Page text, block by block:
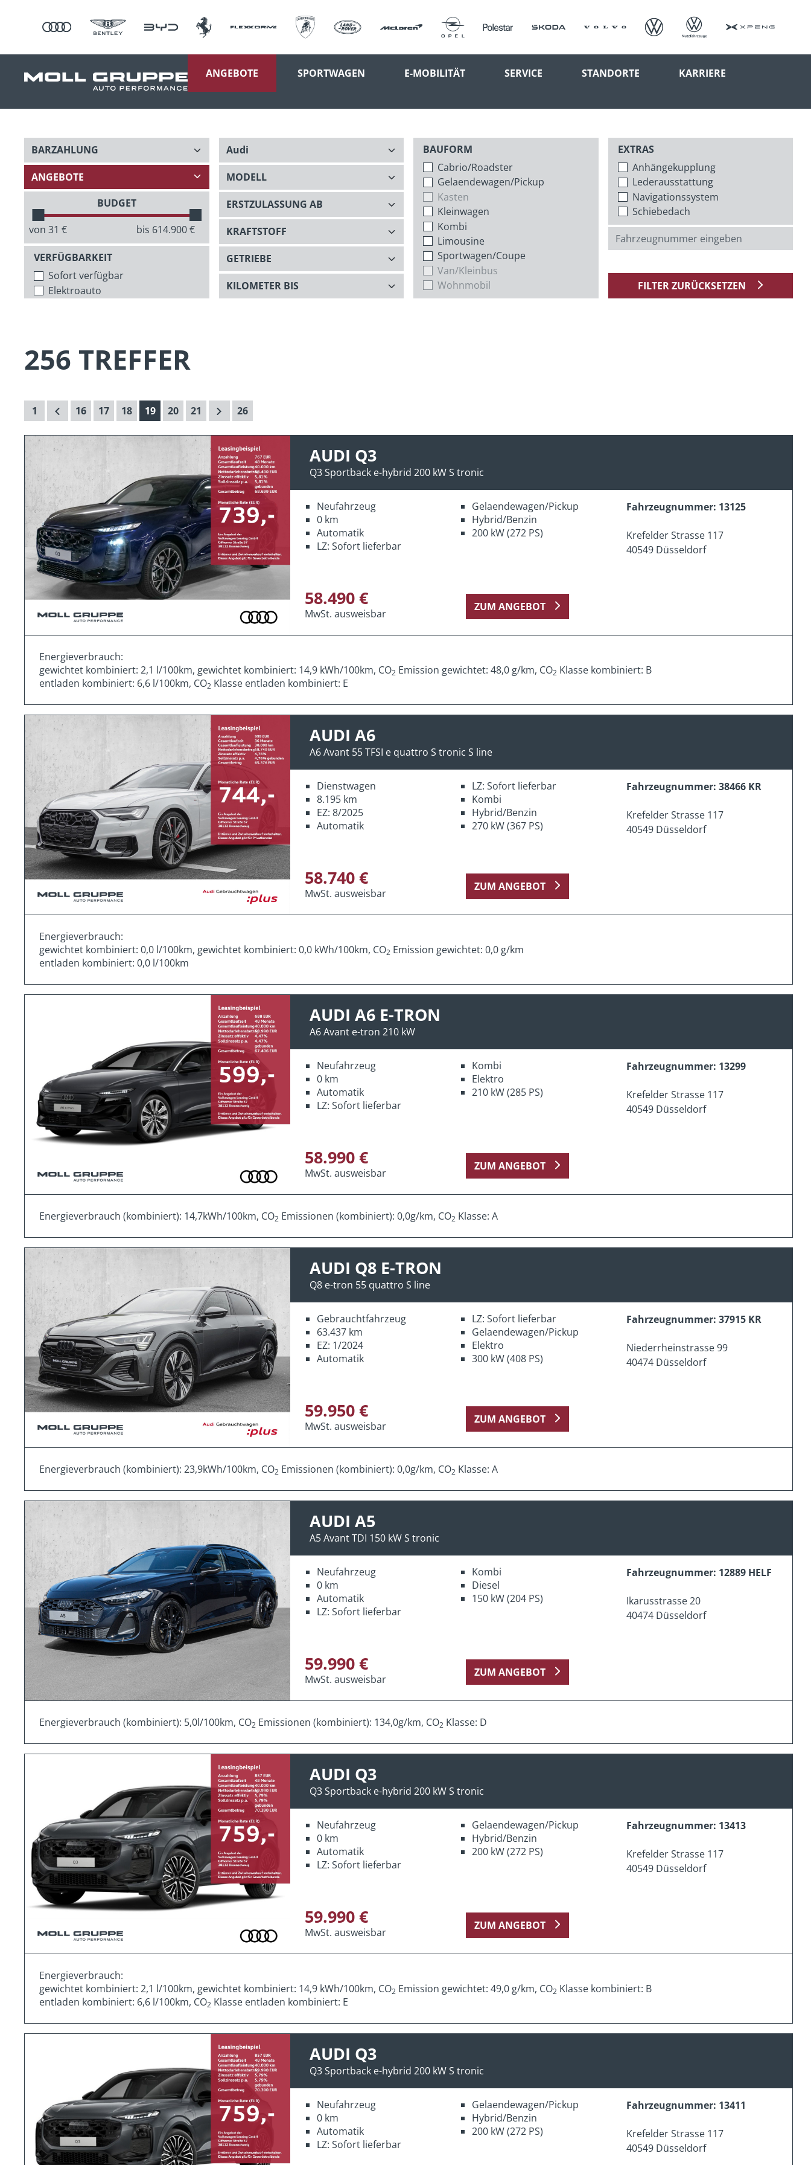
ANGEBOTE SPORTWAGEN E-MOBILITÄT SERVICE STANDORTE KARRIERE
BUDGET
von 31 € bis 614.900€
VERFÜGBARKEIT
Sofort verfügbar
Elektroauto
BAUFORM
Cabrio/Roadster
Gelaendewagen/Pickup
Kasten
Kleinwagen
Kombi
Limousine
Sportwagen/Coupe
Van/Kleinbus
Wohnmobil
EXTRAS
Anhängekupplung
Lederausstattung
Navigationssystem
Schiebedach
FILTER ZURÜCKSETZEN
256 TREFFER
1 16 17 18 19 20 21 26
AUDI Q3
Q3 Sportback e-hybrid 200 kW S tronic
Neufahrzeug
0 km
Automatik
LZ: Sofort lieferbar
Gelaendewagen/Pickup
Hybrid/Benzin
200 kW (272 PS)
Fahrzeugnummer: 13125
Krefelder Strasse 117
40549 Düsseldorf
58.490 €
MwSt. ausweisbar
ZUM ANGEBOT
Energieverbrauch:
gewichtet kombiniert: 2,1 l/100km, gewichtet kombiniert: 14,9 kWh/100km, CO2 Emission gewichtet: 48,0 g/km, CO2 Klasse kombiniert: B
entladen kombiniert: 6,6 l/100km, CO2 Klasse entladen kombiniert: E
AUDI A6
A6 Avant 55 TFSI e quattro S tronic S line
Dienstwagen
8.195 km
EZ: 8/2025
Automatik
LZ: Sofort lieferbar
Kombi
Hybrid/Benzin
270 kW (367 PS)
Fahrzeugnummer: 38466 KR
Krefelder Strasse 117
40549 Düsseldorf
58.740 €
MwSt. ausweisbar
ZUM ANGEBOT
Energieverbrauch:
gewichtet kombiniert: 0,0 l/100km, gewichtet kombiniert: 0,0 kWh/100km, CO2 Emission gewichtet: 0,0 g/km
entladen kombiniert: 0,0 l/100km
AUDI A6 E-TRON
A6 Avant e-tron 210 kW
Neufahrzeug
0 km
Automatik
LZ: Sofort lieferbar
Kombi
Elektro
210 kW (285 PS)
Fahrzeugnummer: 13299
Krefelder Strasse 117
40549 Düsseldorf
58.990 €
MwSt. ausweisbar
ZUM ANGEBOT
Energieverbrauch (kombiniert): 14,7kWh/100km, CO2 Emissionen (kombiniert): 0,0g/km, CO2 Klasse: A
AUDI Q8 E-TRON
Q8 e-tron 55 quattro S line
Gebrauchtfahrzeug
63.437 km
EZ: 1/2024
Automatik
LZ: Sofort lieferbar
Gelaendewagen/Pickup
Elektro
300 kW (408 PS)
Fahrzeugnummer: 37915 KR
Niederrheinstrasse 99
40474 Düsseldorf
59.950 €
MwSt. ausweisbar
ZUM ANGEBOT
Energieverbrauch (kombiniert): 23,9kWh/100km, CO2 Emissionen (kombiniert): 0,0g/km, CO2 Klasse: A
AUDI A5
A5 Avant TDI 150 kW S tronic
Neufahrzeug
0 km
Automatik
LZ: Sofort lieferbar
Kombi
Diesel
150 kW (204 PS)
Fahrzeugnummer: 12889 HELF
Ikarusstrasse 20
40474 Düsseldorf
59.990 €
MwSt. ausweisbar
ZUM ANGEBOT
Energieverbrauch (kombiniert): 5,0l/100km, CO2 Emissionen (kombiniert): 134,0g/km, CO2 Klasse: D
AUDI Q3
Q3 Sportback e-hybrid 200 kW S tronic
Neufahrzeug
0 km
Automatik
LZ: Sofort lieferbar
Gelaendewagen/Pickup
Hybrid/Benzin
200 kW (272 PS)
Fahrzeugnummer: 13413
Krefelder Strasse 117
40549 Düsseldorf
59.990 €
MwSt. ausweisbar
ZUM ANGEBOT
Energieverbrauch:
gewichtet kombiniert: 2,1 l/100km, gewichtet kombiniert: 14,9 kWh/100km, CO2 Emission gewichtet: 49,0 g/km, CO2 Klasse kombiniert: B
entladen kombiniert: 6,6 l/100km, CO2 Klasse entladen kombiniert: E
AUDI Q3
Q3 Sportback e-hybrid 200 kW S tronic
Neufahrzeug
0 km
Automatik
LZ: Sofort lieferbar
Gelaendewagen/Pickup
Hybrid/Benzin
200 kW (272 PS)
Fahrzeugnummer: 13411
Krefelder Strasse 117
40549 Düsseldorf